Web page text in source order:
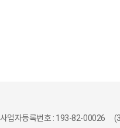
사업자등록번호 : 193-82-00026